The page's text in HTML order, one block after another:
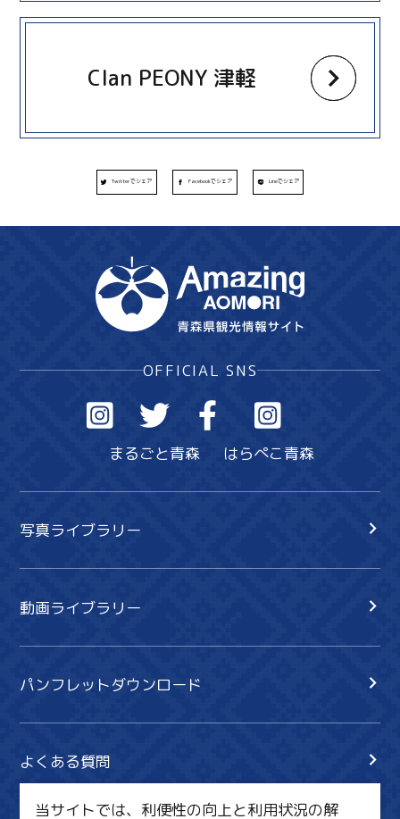
Clan PEONY 津軽
more
Twitterでシェア Facebookでシェア Lineでシェア
OFFICIAL SNS
まるごと青森 はらぺこ青森
写真ライブラリー
動画ライブラリー
パンフレットダウンロード
よくある質問
当サイトでは、利便性の向上と利用状況の解